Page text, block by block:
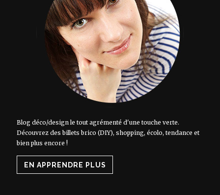
Blog déco/design le tout agrémenté d'une touche verte.
Découvrez des billets brico (DIY), shopping, écolo, tendance et
bien plus encore !
EN APPRENDRE PLUS